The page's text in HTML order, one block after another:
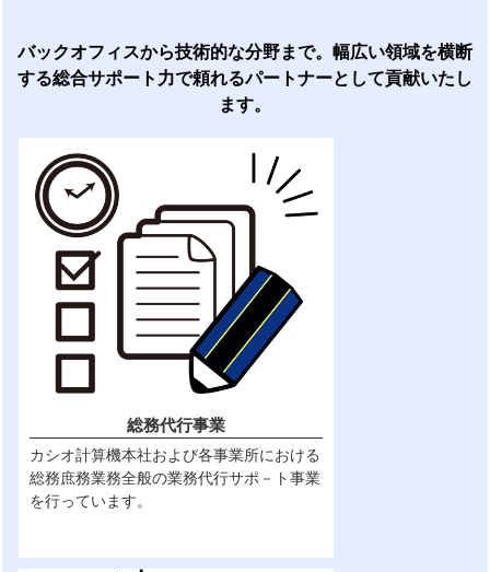
バックオフィスから技術的な分野まで。幅広い領域を横断
する総合サポート力で頼れるパートナーとして貢献いたし
ます。
総務代行事業
カシオ計算機本社および各事業所における
総務庶務業務全般の業務代行サポ－ト事業
を行っています。